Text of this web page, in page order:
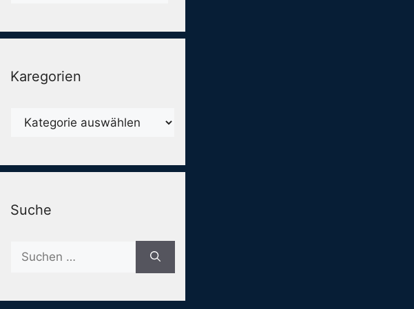
Karegorien
Karegorien
Suche
nach: